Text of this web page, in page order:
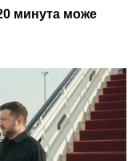
минута може